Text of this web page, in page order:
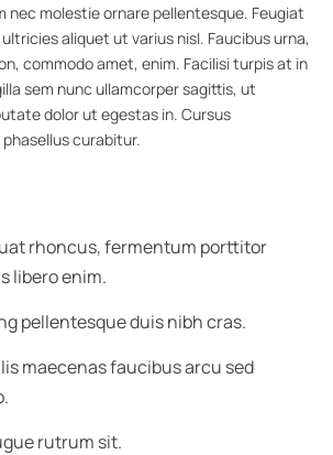
nec molestie ornare pellentesque. Feugiat
aliquet ut varius nisl. Faucibus urna,
commodo amet, enim. Facilisi turpis at in
sem nunc ullamcorper sagittis, ut
dolor ut egestas in. Cursus
curabitur.
rhoncus, fermentum porttitor
libero enim.
pellentesque duis nibh cras.
maecenas faucibus arcu sed
rutrum sit.